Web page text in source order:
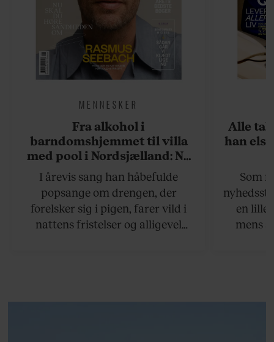
MENNESKER
Fra alkohol i
barndomshjemmet til villa
med pool i Nordsjælland: Nu
skal du høre sandheden om
Rasmus Seebach
I årevis sang han håbefulde
popsange om drengen, der
forelsker sig i pigen, farer vild i
nattens fristelser og alligevel
Alle
han
Som
en lille
mens